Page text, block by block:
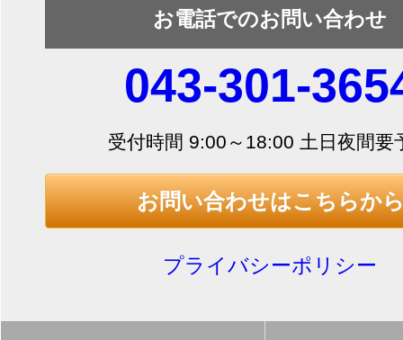
お電話でのお問い合わせ
043-301-
受付時間 9:00～18:00 土日夜間要
お問い合わせはこちらか
プライバシーポリシー